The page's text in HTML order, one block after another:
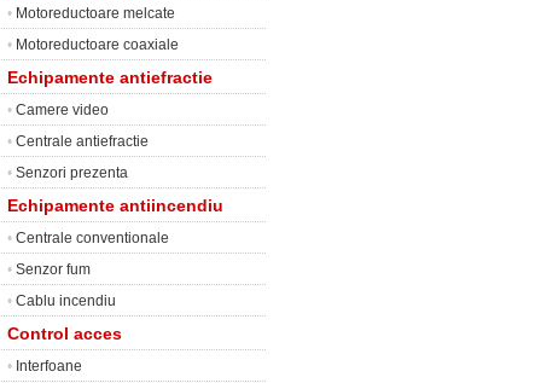
• Motoreductoare melcate
• Motoreductoare coaxiale
Echipamente antiefractie
• Camere video
• Centrale antiefractie
• Senzori prezenta
Echipamente antiincendiu
• Centrale conventionale
• Senzor fum
• Cablu incendiu
Control acces
• Interfoane